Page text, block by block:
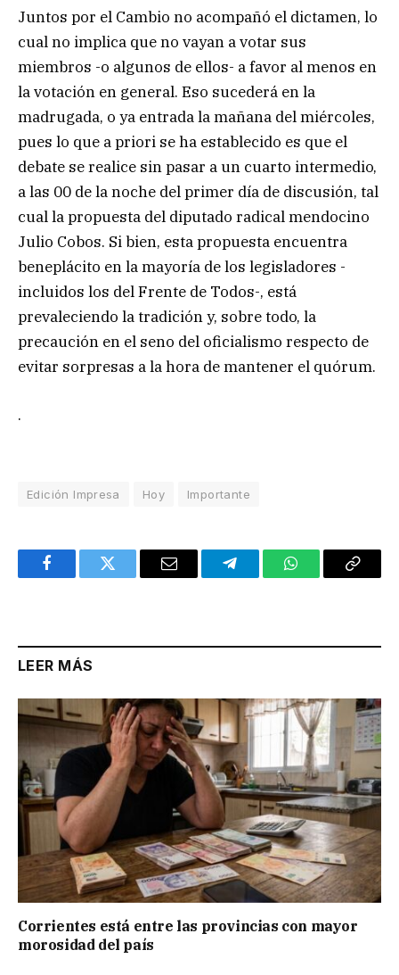
Juntos por el Cambio no acompañó el dictamen, lo
cual no implica que no vayan a votar sus
miembros -o algunos de ellos- a favor al menos en
la votación en general. Eso sucederá en la
madrugada, o ya entrada la mañana del miércoles,
pues lo que a priori se ha establecido es que el
debate se realice sin pasar a un cuarto intermedio,
a las 00 de la noche del primer día de discusión, tal
cual la propuesta del diputado radical mendocino
Julio Cobos. Si bien, esta propuesta encuentra
beneplácito en la mayoría de los legisladores -
incluidos los del Frente de Todos-, está
prevaleciendo la tradición y, sobre todo, la
precaución en el seno del oficialismo respecto de
evitar sorpresas a la hora de mantener el quórum.
.
Edición Impresa Hoy Importante
FacebookTwitter Email TelegramWhatsAppCopy
LEER MÁS
Corrientes está entre las provincias con mayor
morosidad del país